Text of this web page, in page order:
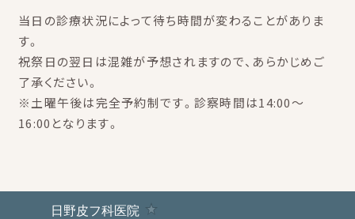
当日の診療状況によって待ち時間が変わることがありま
す。
祝祭日の翌日は混雑が予想されますので、あらかじめご
了承ください。
※土曜午後は完全予約制です。診察時間は14:00～
16:00となります。